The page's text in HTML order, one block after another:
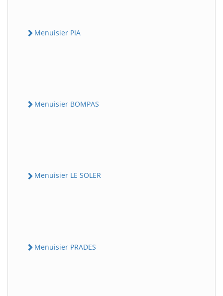
Menuisier PIA
Menuisier BOMPAS
Menuisier LE SOLER
Menuisier PRADES